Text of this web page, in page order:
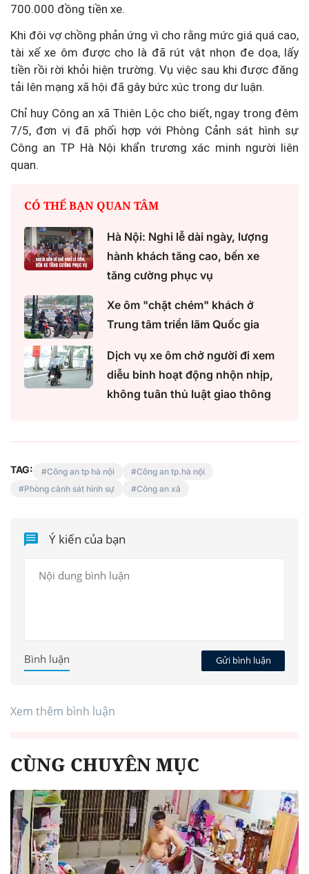
700.000 đồng tiền xe.
Khi đôi vợ chồng phản ứng vì cho rằng mức giá quá cao,
tài xế xe ôm được cho là đã rút vật nhọn đe dọa, lấy
tiền rồi rời khỏi hiện trường. Vụ việc sau khi được đăng
tải lên mạng xã hội đã gây bức xúc trong dư luận.
Chỉ huy Công an xã Thiên Lộc cho biết, ngay trong đêm
7/5, đơn vị đã phối hợp với Phòng Cảnh sát hình sự
Công an TP Hà Nội khẩn trương xác minh người liên
quan.
CÓ THỂ BẠN QUAN TÂM
Hà Nội: Nghỉ lễ dài ngày, lượng
hành khách tăng cao, bến xe
tăng cường phục vụ
Xe ôm "chặt chém" khách ở
Trung tâm triển lãm Quốc gia
Dịch vụ xe ôm chở người đi xem
diễu binh hoạt động nhộn nhịp,
không tuân thủ luật giao thông
TAG: Công an tp hà nội
Công an tp.hà nội
Phòng cảnh sát hình sự
Công an xã
Ý kiến của bạn
Gửi bình luận
Bình luận
Xem thêm bình luận
CÙNG CHUYÊN MỤC